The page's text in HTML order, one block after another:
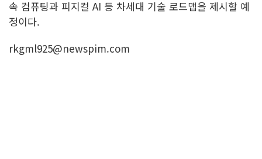
속 컴퓨팅과 피지컬 AI 등 차세대 기술 로드맵을 제시할 예
정이다.
rkgml925@newspim.com